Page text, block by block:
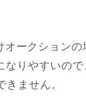
オークション
なりやすいの
きません。